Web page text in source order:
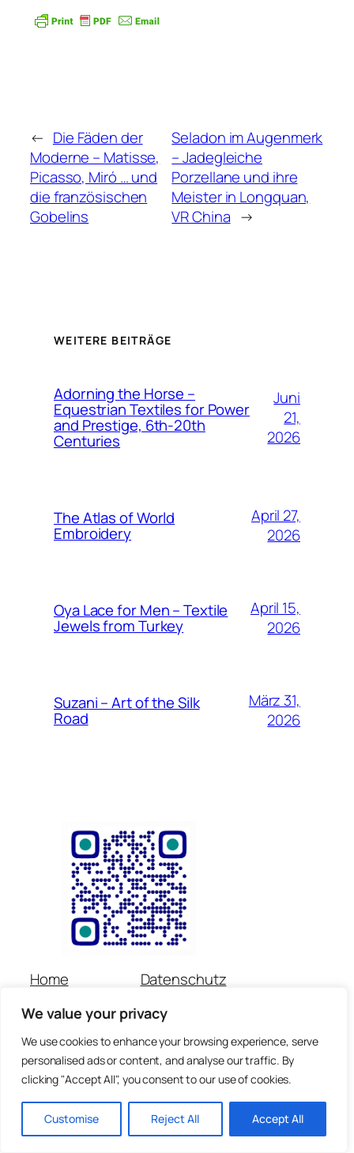
We value your privacy
We use cookies to enhance your browsing experience, serve
personalised ads or content, and analyse our traffic. By
clicking "Accept All", you consent to our use of cookies.
Customise Reject All Accept All
← Die Fäden der
Moderne – Matisse,
Picasso, Miró … und
die französischen
Gobelins
Seladon im Augenmerk
– Jadegleiche
Porzellane und ihre
Meister in Longquan,
VR China →
WEITERE BEITRÄGE
Adorning the Horse –
Equestrian Textiles for Power
and Prestige, 6th-20th
Centuries
Juni
21,
2026
The Atlas of World
Embroidery
April 27,
2026
Oya Lace for Men – Textile
Jewels from Turkey
April 15,
2026
Suzani – Art of the Silk
Road
März 31,
2026
Home
Veranstaltungen
Spenden
Datenschutz
Kontakt
Newsletter
© Copyright für alle Inhalte : Preetorius Stiftung 2018 –
heute